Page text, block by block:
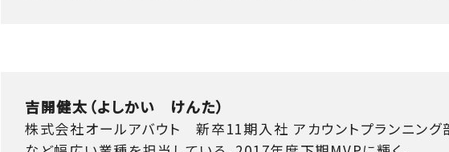
吉開健太（よしかい けんた）
株式会社オールアバウト 新卒11期入社 アカウントプランニング